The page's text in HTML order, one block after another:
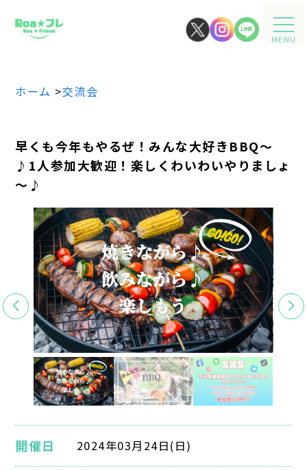
MENU
ホーム >交流会
早くも今年もやるぜ！みんな大好きBBQ～
♪1人参加大歓迎！楽しくわいわいやりましょ
～♪
開催日 2024年03月24日(日)